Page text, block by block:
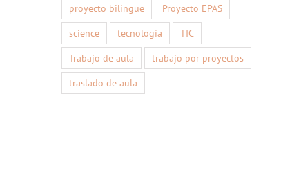
proyecto bilingüe
Proyecto EPAS
science
tecnología
TIC
Trabajo de aula
trabajo por proyectos
traslado de aula